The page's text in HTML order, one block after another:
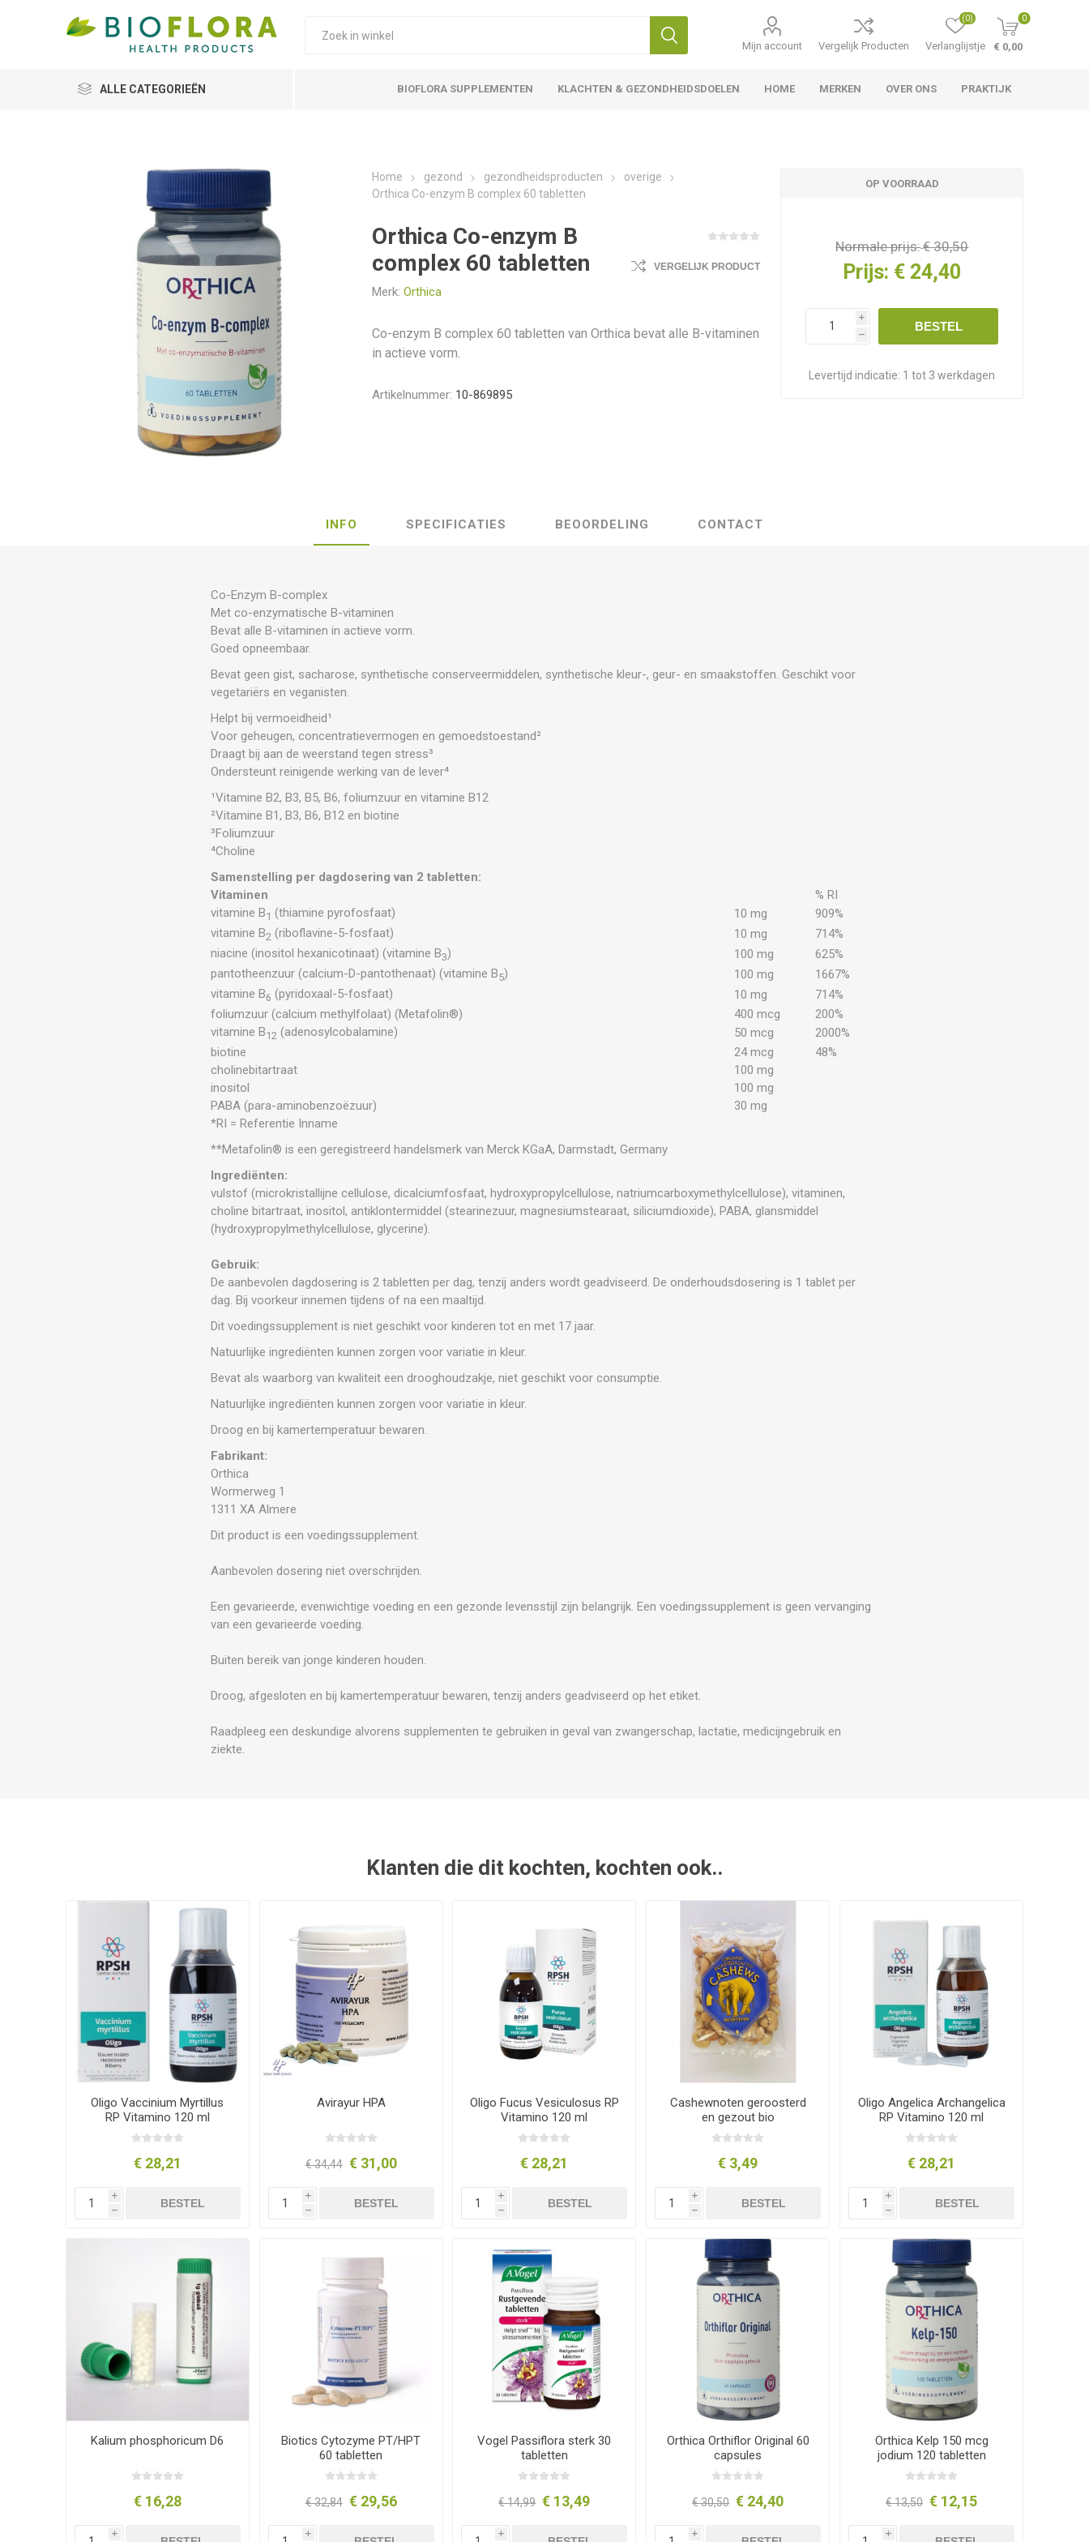
Mijn account Vergelijk Producten Verlanglijstje
(0) 0
€ 0,00
ALLE CATEGORIEËN BIOFLORA SUPPLEMENTEN KLACHTEN & GEZONDHEIDSDOELEN HOME MERKEN OVER ONS PRAKTIJK
Home gezond gezondheidsproducten
overige
Orthica Co-enzym B complex 60 tabletten
Orthica Co-enzym B
complex 60 tabletten
Merk: Orthica
VERGELIJK PRODUCT
Co-enzym B complex 60 tabletten van Orthica bevat alle B-vitaminen
in actieve vorm.
Artikelnummer: 10-869895
OP VOORRAAD
Normale prijs:€ 30,50
Prijs: € 24,40
i
h
BESTEL
Levertijd indicatie: 1 tot 3 werkdagen
INFO SPECIFICATIES BEOORDELING CONTACT
Co-Enzym B-complex
Met co-enzymatische B-vitaminen
Bevat alle B-vitaminen in actieve vorm.
Goed opneembaar.
Bevat geen gist, sacharose, synthetische conserveermiddelen, synthetische kleur-, geur- en smaakstoffen. Geschikt voor
vegetariërs en veganisten.
Helpt bij vermoeidheid¹
Voor geheugen, concentratievermogen en gemoedstoestand²
Draagt bij aan de weerstand tegen stress³
Ondersteunt reinigende werking van de lever⁴
¹Vitamine B2, B3, B5, B6, foliumzuur en vitamine B12
²Vitamine B1, B3, B6, B12 en biotine
³Foliumzuur
⁴Choline
Samenstelling per dagdosering van 2 tabletten:
Vitaminen
% RI
vitamine B1 (thiamine pyrofosfaat) 10 mg
909%
vitamine B2 (riboflavine-5-fosfaat) 10 mg
714%
niacine (inositol hexanicotinaat) (vitamine B3) 100 mg
625%
pantotheenzuur (calcium-D-pantothenaat) (vitamine B5) 100 mg
1667%
vitamine B6 (pyridoxaal-5-fosfaat) 10 mg
714%
foliumzuur (calcium methylfolaat) (Metafolin®)
400 mcg
200%
vitamine B12 (adenosylcobalamine) 50 mcg
2000%
biotine
24 mcg
48%
cholinebitartraat
100 mg
inositol
100 mg
PABA (para-aminobenzoëzuur)
30 mg
*RI = Referentie Inname
**Metafolin® is een geregistreerd handelsmerk van Merck KGaA, Darmstadt, Germany
Ingrediënten:
vulstof (microkristallijne cellulose, dicalciumfosfaat, hydroxypropylcellulose, natriumcarboxymethylcellulose), vitaminen,
choline bitartraat, inositol, antiklontermiddel (stearinezuur, magnesiumstearaat, siliciumdioxide), PABA, glansmiddel
(hydroxypropylmethylcellulose, glycerine).
Gebruik:
De aanbevolen dagdosering is 2 tabletten per dag, tenzij anders wordt geadviseerd. De onderhoudsdosering is 1 tablet per
dag. Bij voorkeur innemen tijdens of na een maaltijd.
Dit voedingssupplement is niet geschikt voor kinderen tot en met 17 jaar.
Natuurlijke ingrediënten kunnen zorgen voor variatie in kleur.
Bevat als waarborg van kwaliteit een drooghoudzakje, niet geschikt voor consumptie.
Natuurlijke ingrediënten kunnen zorgen voor variatie in kleur.
Droog en bij kamertemperatuur bewaren.
Fabrikant:
Orthica
Wormerweg 1
1311 XA Almere
Dit product is een voedingssupplement.
Aanbevolen dosering niet overschrijden.
Een gevarieerde, evenwichtige voeding en een gezonde levensstijl zijn belangrijk. Een voedingssupplement is geen vervanging
van een gevarieerde voeding.
Buiten bereik van jonge kinderen houden.
Droog, afgesloten en bij kamertemperatuur bewaren, tenzij anders geadviseerd op het etiket.
Raadpleeg een deskundige alvorens supplementen te gebruiken in geval van zwangerschap, lactatie, medicijngebruik en
ziekte.
Klanten die dit kochten, kochten ook..
Oligo Vaccinium Myrtillus
RP Vitamino 120 ml
€ 28,21
i
h
BESTEL
Avirayur HPA
€ 34,44 € 31,00
i
h
BESTEL
Oligo Fucus Vesiculosus RP
Vitamino 120 ml
€ 28,21
i
h
BESTEL
Cashewnoten geroosterd
en gezout bio
€ 3,49
i
h
BESTEL
Oligo Angelica Archangelica
RP Vitamino 120 ml
€ 28,21
i
h
BESTEL
Kalium phosphoricum D6
€ 16,28
i
Biotics Cytozyme PT/HPT
60 tabletten
€ 32,84 € 29,56
i
Vogel Passiflora sterk 30
tabletten
€ 14,99 € 13,49
i
Orthica Orthiflor Original 60
capsules
€ 30,50 € 24,40
i
Orthica Kelp 150 mcg
jodium 120 tabletten
€ 13,50 € 12,15
i